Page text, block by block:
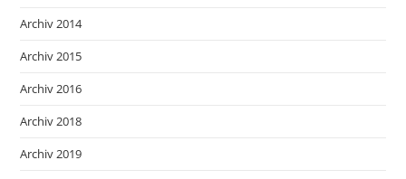
Archiv 2014
Archiv 2015
Archiv 2016
Archiv 2018
Archiv 2019